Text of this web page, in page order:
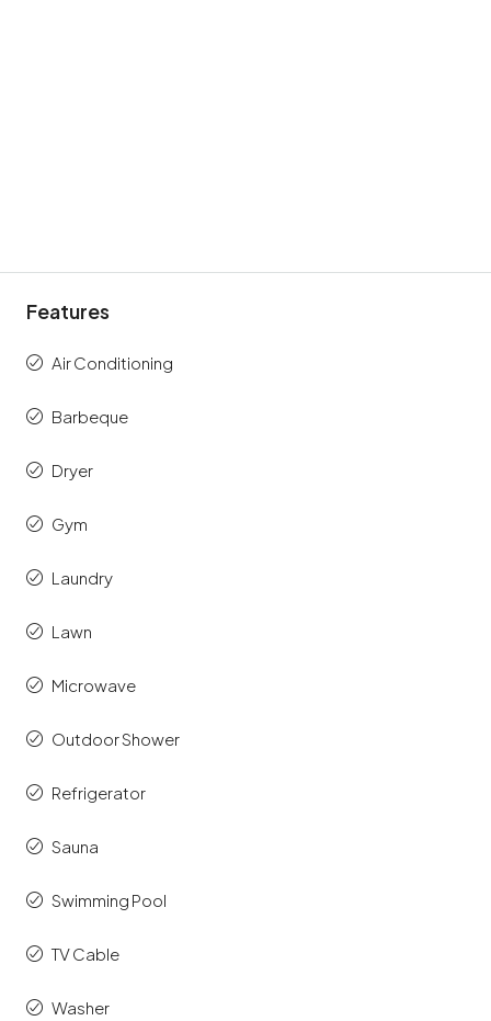
Features
Air Conditioning
Barbeque
Dryer
Gym
Laundry
Lawn
Microwave
Outdoor Shower
Refrigerator
Sauna
Swimming Pool
TV Cable
Washer